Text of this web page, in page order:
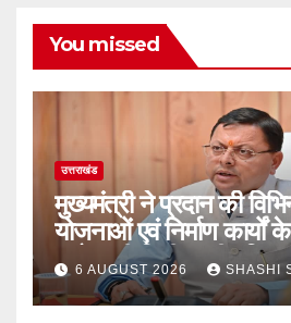
You missed
उत्तराखंड
मुख्यमंत्री ने प्रदान की
योजनाओं एवं निर्माण कार्यों
करोड़ की वित्तीय स्वीकृति
6 AUGUST 2026 SHASHI